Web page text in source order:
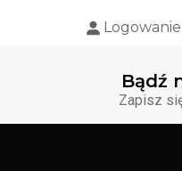
Logowanie
Bądź
Zapisz